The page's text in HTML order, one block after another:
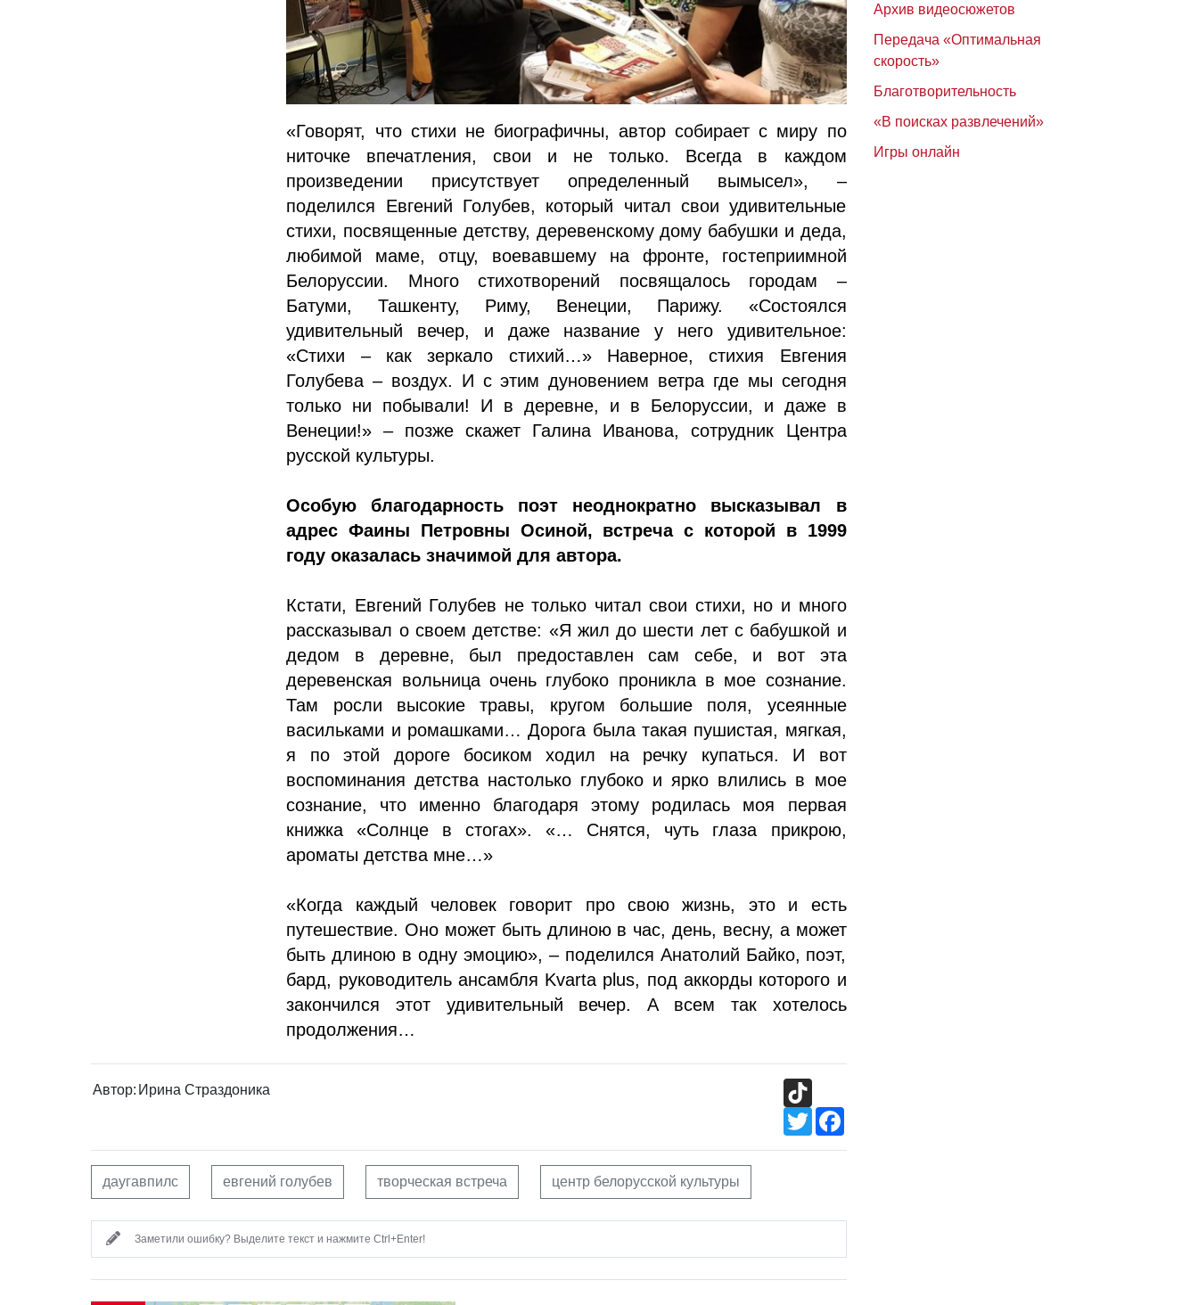
«Говорят, что стихи не биографичны, автор собирает с миру по
ниточке впечатления, свои и не только. Всегда в каждом
произведении присутствует определенный вымысел», –
поделился Евгений Голубев, который читал свои удивительные
стихи, посвященные детству, деревенскому дому бабушки и деда,
любимой маме, отцу, воевавшему на фронте, гостеприимной
Белоруссии. Много стихотворений посвящалось городам –
Батуми, Ташкенту, Риму, Венеции, Парижу. «Состоялся
удивительный вечер, и даже название у него удивительное:
«Стихи – как зеркало стихий…» Наверное, стихия Евгения
Голубева – воздух. И с этим дуновением ветра где мы сегодня
только ни побывали! И в деревне, и в Белоруссии, и даже в
Венеции!» – позже скажет Галина Иванова, сотрудник Центра
русской культуры.
Особую благодарность поэт неоднократно высказывал в
адрес Фаины Петровны Осиной, встреча с которой в 1999
году оказалась значимой для автора.
Кстати, Евгений Голубев не только читал свои стихи, но и много
рассказывал о своем детстве: «Я жил до шести лет с бабушкой и
дедом в деревне, был предоставлен сам себе, и вот эта
деревенская вольница очень глубоко проникла в мое сознание.
Там росли высокие травы, кругом большие поля, усеянные
васильками и ромашками… Дорога была такая пушистая, мягкая,
я по этой дороге босиком ходил на речку купаться. И вот
воспоминания детства настолько глубоко и ярко влились в мое
сознание, что именно благодаря этому родилась моя первая
книжка «Солнце в стогах». «… Снятся, чуть глаза прикрою,
ароматы детства мне…»
«Когда каждый человек говорит про свою жизнь, это и есть
путешествие. Оно может быть длиною в час, день, весну, а может
быть длиною в одну эмоцию», – поделился Анатолий Байко, поэт,
бард, руководитель ансамбля Kvarta plus, под аккорды которого и
закончился этот удивительный вечер. А всем так хотелось
продолжения…
Автор: Ирина Страздоника
TikTok
TwitterFacebook
даугавпилс евгений голубев творческая встреча центр белорусской культуры
Заметили ошибку? Выделите текст и нажмите Ctrl+Enter!
Архив видеосюжетов
Передача «Оптимальная
скорость»
Благотворительность
«В поисках развлечений»
Игры онлайн